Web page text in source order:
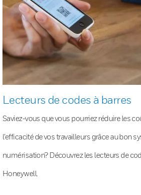
Lecteurs de codes à barres
Saviez-vous que vous pourriez réduire les
l’efficacité de vos travailleurs grâce au bon
numérisation? Découvrez les lecteurs de
Honeywell.